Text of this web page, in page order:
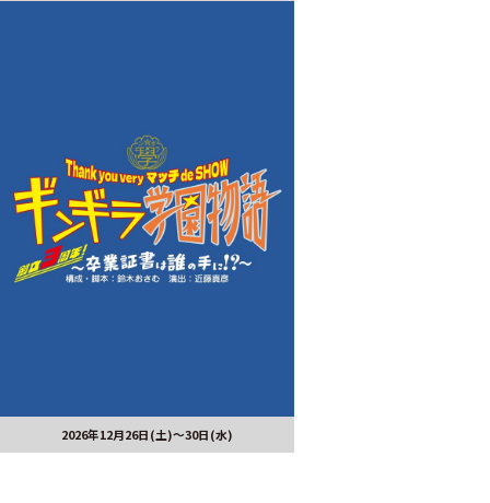
2026年12月26日(土)～30日(水)